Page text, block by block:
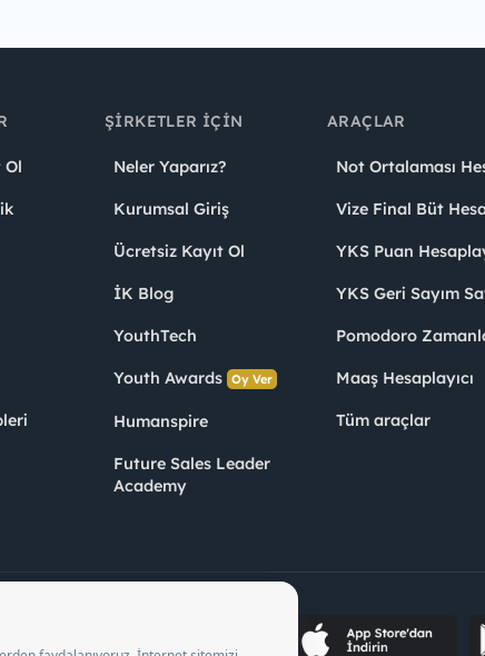
Ol
ŞIRKETLER İÇIN
Neler Yaparız?
Kurumsal Giriş
Ücretsiz Kayıt Ol
İK Blog
YouthTech
Youth Awards Oy Ver
Humanspire
Future Sales Leader
Academy
ARAÇLAR
Not Ortalaması
Vize Final Büt
YKS Puan
YKS Geri Sayım
Pomodoro
Maaş Hesaplayıcı
Tüm araçlar